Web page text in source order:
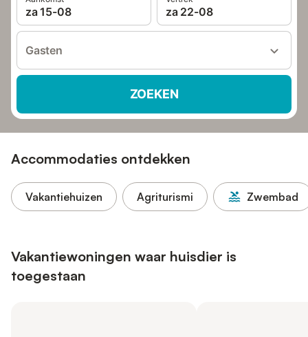
za 15-08 za 22-08
Gasten
ZOEKEN
Accommodaties ontdekken
Vakantiehuizen Agriturismi Zwembad
Vakantiewoningen waar huisdier is
toegestaan